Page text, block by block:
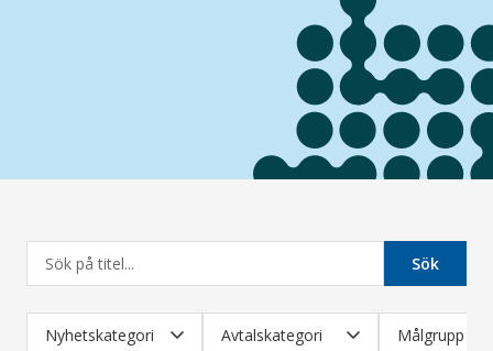
Nyheter Sök
Nyhetskategori Avtalskategori Målgrupp